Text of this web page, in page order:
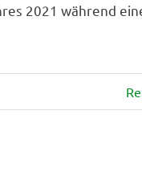
2021 während